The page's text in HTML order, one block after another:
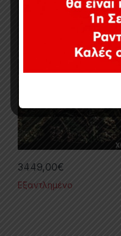
3449,00€
Εξαντλημένο